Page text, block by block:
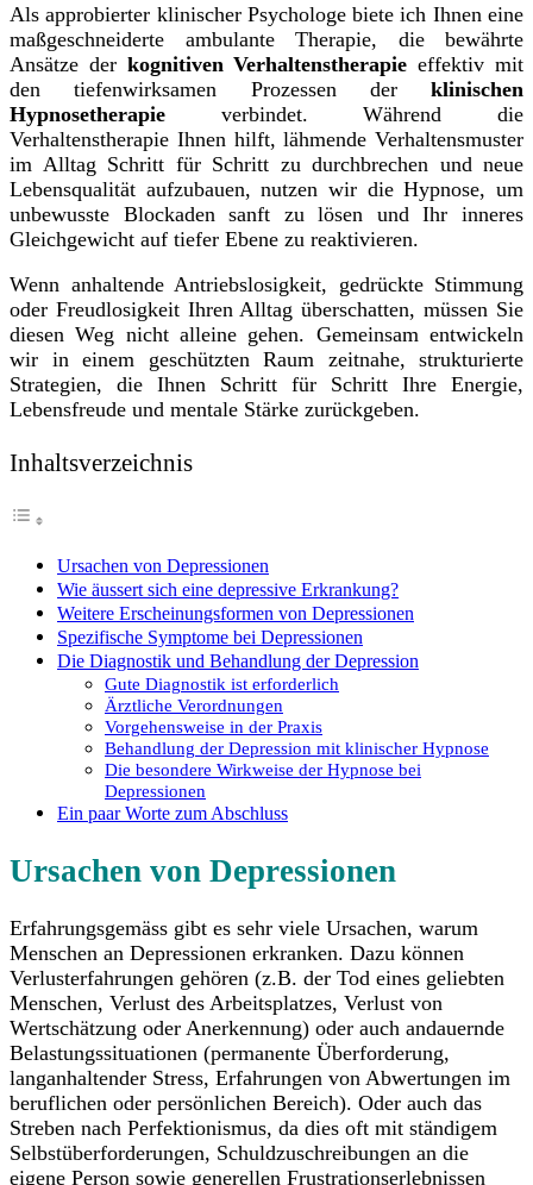
Als approbierter klinischer Psychologe biete ich Ihnen eine
maßgeschneiderte ambulante Therapie, die bewährte
Ansätze der kognitiven Verhaltenstherapie effektiv mit
den tiefenwirksamen Prozessen der klinischen
Hypnosetherapie verbindet. Während die
Verhaltenstherapie Ihnen hilft, lähmende Verhaltensmuster
im Alltag Schritt für Schritt zu durchbrechen und neue
Lebensqualität aufzubauen, nutzen wir die Hypnose, um
unbewusste Blockaden sanft zu lösen und Ihr inneres
Gleichgewicht auf tiefer Ebene zu reaktivieren.
Wenn anhaltende Antriebslosigkeit, gedrückte Stimmung
oder Freudlosigkeit Ihren Alltag überschatten, müssen Sie
diesen Weg nicht alleine gehen. Gemeinsam entwickeln
wir in einem geschützten Raum zeitnahe, strukturierte
Strategien, die Ihnen Schritt für Schritt Ihre Energie,
Lebensfreude und mentale Stärke zurückgeben.
Inhaltsverzeichnis
Ursachen von Depressionen
Wie äussert sich eine depressive Erkrankung?
Weitere Erscheinungsformen von Depressionen
Spezifische Symptome bei Depressionen
Die Diagnostik und Behandlung der Depression
Gute Diagnostik ist erforderlich
Ärztliche Verordnungen
Vorgehensweise in der Praxis
Behandlung der Depression mit klinischer Hypnose
Die besondere Wirkweise der Hypnose bei
Depressionen
Ein paar Worte zum Abschluss
Ursachen von Depressionen
Erfahrungsgemäss gibt es sehr viele Ursachen, warum
Menschen an Depressionen erkranken. Dazu können
Verlusterfahrungen gehören (z.B. der Tod eines geliebten
Menschen, Verlust des Arbeitsplatzes, Verlust von
Wertschätzung oder Anerkennung) oder auch andauernde
Belastungssituationen (permanente Überforderung,
langanhaltender Stress, Erfahrungen von Abwertungen im
beruflichen oder persönlichen Bereich). Oder auch das
Streben nach Perfektionismus, da dies oft mit ständigem
Selbstüberforderungen, Schuldzuschreibungen an die
eigene Person sowie generellen Frustrationserlebnissen